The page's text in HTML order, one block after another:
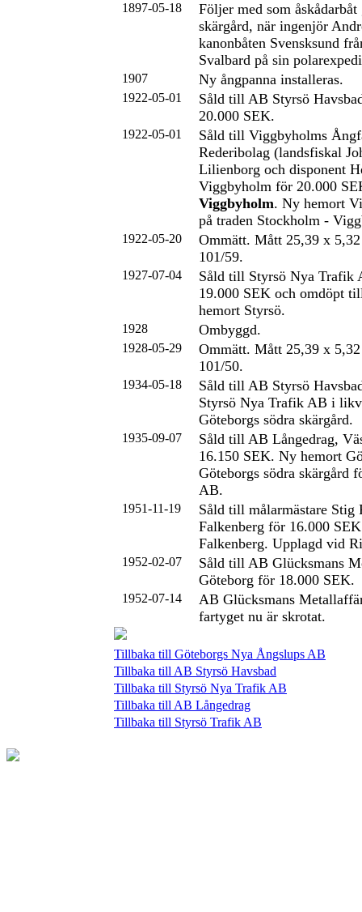
1897-05-18
Följer med som
skärgård, när ingenjör
kanonbåten Svensksund
Svalbard på sin
1907 Ny ångpanna installeras.
1922-05-01
Såld till AB Styrsö
20.000 SEK.
1922-05-01
Såld till Viggbyholms
Rederibolag (landsfiskal
Lilienborg och disponent
Viggbyholm för 20.000
Viggbyholm. Ny hemort
på traden Stockholm -
1922-05-20
Ommätt. Mått 25,39 x 5,32
101/59.
1927-07-04
Såld till Styrsö Nya Trafik
19.000 SEK och omdöpt
hemort Styrsö.
1928 Ombyggd.
1928-05-29
Ommätt. Mått 25,39 x 5,32
101/50.
1934-05-18
Såld till AB Styrsö
Styrsö Nya Trafik AB i
Göteborgs södra skärgård.
1935-09-07
Såld till AB Långedrag,
16.150 SEK. Ny hemort
Göteborgs södra skärgård
AB.
1951-11-19
Såld till målarmästare Stig
Falkenberg för 16.000
Falkenberg. Upplagd vid
1952-02-07
Såld till AB Glücksmans
Göteborg för 18.000 SEK.
1952-07-14
AB Glücksmans
fartyget nu är skrotat.
Tillbaka till Göteborgs Nya Ångslups AB
Tillbaka till AB Styrsö Havsbad
Tillbaka till Styrsö Nya Trafik AB
Tillbaka till AB Långedrag
Tillbaka till Styrsö Trafik AB